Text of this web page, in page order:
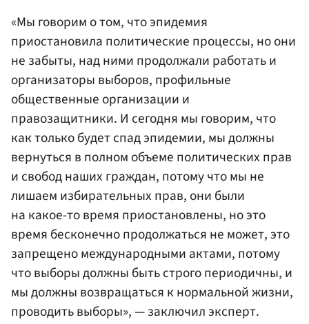
«Мы говорим о том, что эпидемия
приостановила политические процессы, но они
не забыты, над ними продолжали работать и
организаторы выборов, профильные
общественные организации и
правозащитники. И сегодня мы говорим, что
как только будет спад эпидемии, мы должны
вернуться в полном объеме политических прав
и свобод наших граждан, потому что мы не
лишаем избирательных прав, они были
на какое-то время приостановлены, но это
время бесконечно продолжаться не может, это
запрещено международными актами, потому
что выборы должны быть строго периодичны, и
мы должны возвращаться к нормальной жизни,
проводить выборы», — заключил эксперт.